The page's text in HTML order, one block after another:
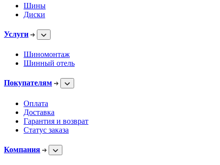
Шины
Диски
Услуги
Шиномонтаж
Шинный отель
Покупателям
Оплата
Доставка
Гарантия и возврат
Статус заказа
Компания